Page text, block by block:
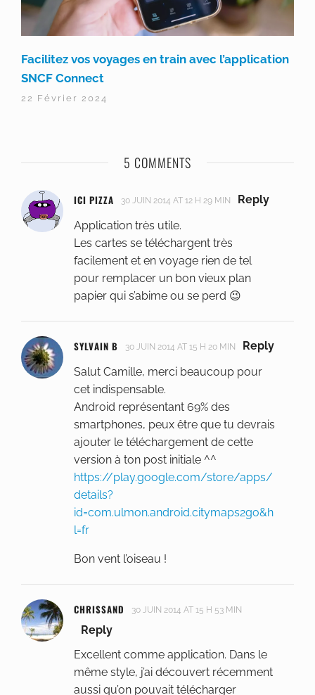
Facilitez vos voyages en train avec l’application
SNCF Connect
22 Février 2024
5 COMMENTS
ICI PIZZA 30 JUIN 2014 AT 12 H 29 MIN
Reply
Application très utile.
Les cartes se téléchargent très
facilement et en voyage rien de tel
pour remplacer un bon vieux plan
papier qui s’abime ou se perd 😉
SYLVAIN B 30 JUIN 2014 AT 15 H 20 MIN
Reply
Salut Camille, merci beaucoup pour
cet indispensable.
Android représentant 69% des
smartphones, peux être que tu devrais
ajouter le téléchargement de cette
version à ton post initiale ^^
https://play.google.com/store/apps/
details?
id=com.ulmon.android.citymaps2go&h
l=fr
Bon vent l’oiseau !
CHRISSAND 30 JUIN 2014 AT 15 H 53 MIN
Reply
Excellent comme application. Dans le
même style, j’ai découvert récemment
aussi qu’on pouvait télécharger